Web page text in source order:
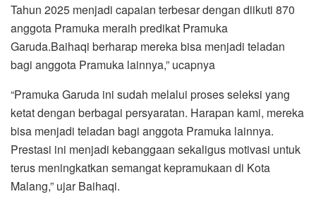
Tahun 2025 menjadi capaian terbesar dengan diikuti 870
anggota Pramuka meraih predikat Pramuka
Garuda.Baihaqi berharap mereka bisa menjadi teladan
bagi anggota Pramuka lainnya,” ucapnya
“Pramuka Garuda ini sudah melalui proses seleksi yang
ketat dengan berbagai persyaratan. Harapan kami, mereka
bisa menjadi teladan bagi anggota Pramuka lainnya.
Prestasi ini menjadi kebanggaan sekaligus motivasi untuk
terus meningkatkan semangat kepramukaan di Kota
Malang,” ujar Baihaqi.